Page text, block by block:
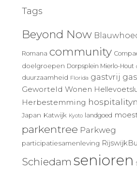
Tags
Beyond Now
Romana community
doelgroepen Dorpsplein Mierlo-Hout
duurzaamheid Florida gastvrij
Geworteld Wonen
Herbestemming
Japan Katwijk Kyoto landgoed
parkentree Parkweg
participatiesamenleving
Schiedam senioren